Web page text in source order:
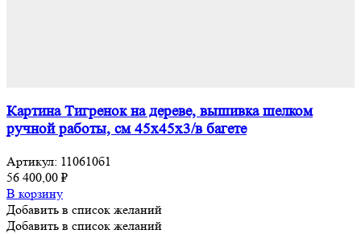
Картина Тигренок на дереве, вышивка шелком
ручной работы, см 45х45х3/в багете
Артикул: 110610б1
56 400,00 ₽
В корзину
Добавить в список желаний
Добавить в список желаний